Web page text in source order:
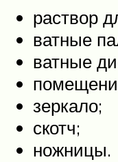
раствор
ватные
ватные
зеркало;
скотч;
ножницы.